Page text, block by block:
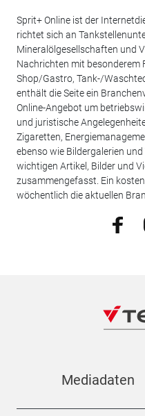
Sprit+ Online ist der
richtet sich an
Mineralölgesellschaften und
Nachrichten mit besonderem
Shop/Gastro, Tank-/
enthält die Seite ein
Online-Angebot um
und juristische
Zigaretten,
ebenso wie Bildergalerien
wichtigen Artikel, Bilder und
zusammengefasst. Ein
wöchentlich die aktuellen
Mediadaten